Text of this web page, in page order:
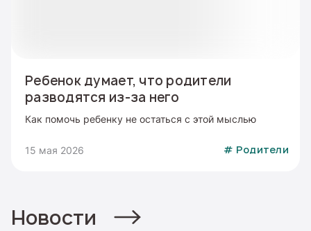
Ребенок думает, что родители
разводятся из-за него
Как помочь ребенку не остаться с этой мыслью
15 мая 2026 # Родители
Новости